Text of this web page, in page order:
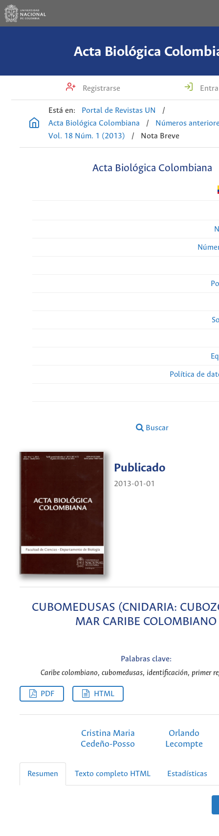
Acta Biológica
Registrarse
Está en: Portal de Revistas UN
/
Acta Biológica Colombiana
/
Números
Vol. 18 Núm. 1 (2013)
/ Nota Breve
Acta Biológica Colombiana
Política de
Buscar
Publicado
2013-01-01
CUBOMEDUSAS (CNIDARIA:
MAR CARIBE COLOMBIANO
Palabras clave:
Caribe colombiano, cubomedusas, identificación, primer
PDF HTML
Cristina Maria
Cedeño-Posso
Orlando
Lecompte
Resumen Texto completo HTML Estadísticas